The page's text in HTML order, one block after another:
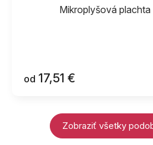
Mikroplyšová
od 17,51 €
Zobraziť všetky